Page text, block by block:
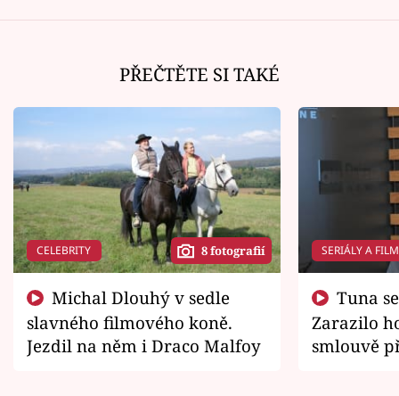
PŘEČTĚTE SI TAKÉ
CELEBRITY 8 fotografií
slavného filmového koně.
Jezdil na něm i Draco Malfoy
SERIÁLY A
Zarazilo
smlouvě